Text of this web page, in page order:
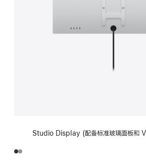
Studio Display (配备标准玻璃面板和